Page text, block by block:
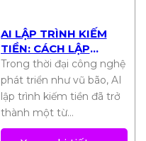
AI LẬP TRÌNH KIẾM
TIỀN: CÁCH LẬP
TRÌNH VIÊN BIẾN Ý
TƯỞNG THÀNH THU
NHẬP THỤ ĐỘNG
Trong thời đại công nghệ
phát triển như vũ bão, AI
lập trình kiếm tiền đã trở
thành một từ…